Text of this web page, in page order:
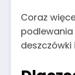
Coraz